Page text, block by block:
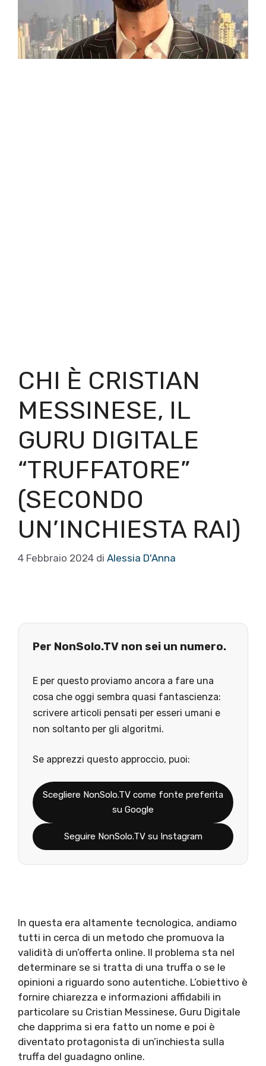
CHI È CRISTIAN
MESSINESE, IL
GURU DIGITALE
“TRUFFATORE”
(SECONDO
UN’INCHIESTA RAI)
4 Febbraio 2024 di Alessia D'Anna
Per NonSolo.TV non sei un numero.
E per questo proviamo ancora a fare una
cosa che oggi sembra quasi fantascienza:
scrivere articoli pensati per esseri umani e
non soltanto per gli algoritmi.
Se apprezzi questo approccio, puoi:
Scegliere NonSolo.TV come fonte preferita
su Google
Seguire NonSolo.TV su Instagram
In questa era altamente tecnologica, andiamo
tutti in cerca di un metodo che promuova la
validità di un’offerta online. Il problema sta nel
determinare se si tratta di una truffa o se le
opinioni a riguardo sono autentiche. L’obiettivo è
fornire chiarezza e informazioni affidabili in
particolare su Cristian Messinese, Guru Digitale
che dapprima si era fatto un nome e poi è
diventato protagonista di un’inchiesta sulla
truffa del guadagno online.